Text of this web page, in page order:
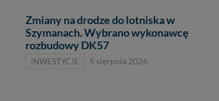
Zmiany na drodze do lotniska w
Szymanach. Wybrano wykonawcę
rozbudowy DK57
INWESTYCJE 5 sierpnia 2026